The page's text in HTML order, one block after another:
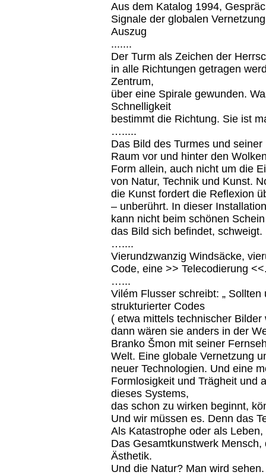
Aus dem Katalog 1994,
Signale der globalen
Auszug
.......
Der Turm als Zeichen der
in alle Richtungen getragen
Zentrum,
über eine Spirale gewunden.
Schnelligkeit
bestimmt die Richtung. Sie ist
….....
Das Bild des Turmes und
Raum vor und hinter den
Form allein, auch nicht um die
von Natur, Technik und Kunst.
die Kunst fordert die Reflexion
– unberührt. In dieser
kann nicht beim schönen
das Bild sich befindet, schweigt.
…....
Vierundzwanzig Windsäcke,
Code, eine >> Telecodierung
…...
Vilém Flusser schreibt: „
strukturierter Codes
( etwa mittels technischer
dann wären sie anders in der
Branko Šmon mit seiner
Welt. Eine globale Vernetzung
neuer Technologien. Und eine
Formlosigkeit und Trägheit und
dieses Systems,
das schon zu wirken beginnt,
Und wir müssen es. Denn das
Als Katastrophe oder als
Das Gesamtkunstwerk
Ästhetik.
Und die Natur? Man wird sehen.